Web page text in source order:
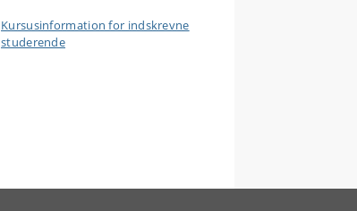
Kursusinformation for indskrevne
studerende